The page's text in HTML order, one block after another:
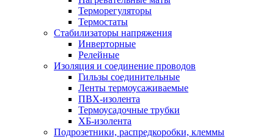
Терморегуляторы
Термостаты
Стабилизаторы напряжения
Инверторные
Релейные
Изоляция и соединение проводов
Гильзы соединительные
Ленты термоусаживаемые
ПВХ-изолента
Термоусадочные трубки
ХБ-изолента
Подрозетники, распредкоробки, клеммы